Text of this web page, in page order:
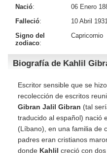
Nació: 06 Enero
Falleció:
10 Abril
Signo del
zodiaco:
Capricornio
Biografía de Kahlil
Escritor sensible que se
recolección de escritos
Gibran Jalil Gibran (tal
traducido al español) nació
(Líbano), en una familia de
padres eran cristianos
donde Kahlil creció con